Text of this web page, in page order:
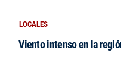
LOCALES
Viento intenso en la